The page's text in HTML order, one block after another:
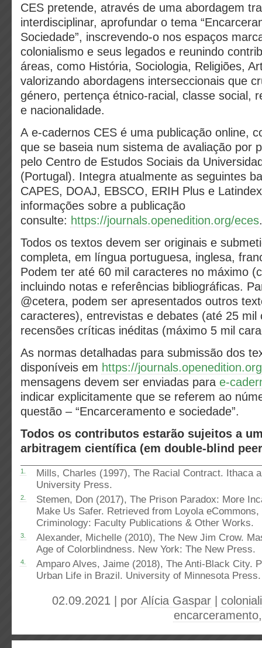
CES pretende, através de uma abordagem
interdisciplinar, aprofundar o tema
Sociedade”, inscrevendo-o nos espaços
colonialismo e seus legados e reunindo
áreas, como História, Sociologia, Religiões,
valorizando abordagens interseccionais que
género, pertença étnico-racial, classe social,
e nacionalidade.
A e-cadernos CES é uma publicação online,
que se baseia num sistema de avaliação por
pelo Centro de Estudos Sociais da
(Portugal). Integra atualmente as seguintes
CAPES, DOAJ, EBSCO, ERIH Plus e
informações sobre a publicação
consulte: https://journals.openedition.org/eces.
Todos os textos devem ser originais e
completa, em língua portuguesa, inglesa,
Podem ter até 60 mil caracteres no máximo
incluindo notas e referências bibliográficas.
@cetera, podem ser apresentados outros
caracteres), entrevistas e debates (até 25 mil
recensões críticas inéditas (máximo 5 mil
As normas detalhadas para submissão dos
disponíveis em https://
mensagens devem ser enviadas para e-
indicar explicitamente que se referem ao
questão – “Encarceramento e sociedade”.
Todos os contributos estarão sujeitos a
arbitragem científica (em double-blind
1.
Mills, Charles (1997), The Racial Contract. Ithaca
University Press.
2.
Stemen, Don (2017), The Prison Paradox: More
Make Us Safer. Retrieved from Loyola
Criminology: Faculty Publications & Other Works.
3.
Alexander, Michelle (2010), The New Jim Crow.
Age of Colorblindness. New York: The New Press.
4.
Amparo Alves, Jaime (2018), The Anti-Black City.
Urban Life in Brazil. University of Minnesota Press.
02.09.2021 | por Alícia Gaspar |
encarceramento